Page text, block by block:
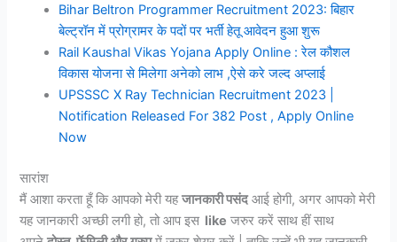
Bihar Beltron Programmer Recruitment 2023: बिहार
बेल्ट्रॉन में प्रोग्रामर के पदों पर भर्ती हेतू आवेदन हुआ शुरू
Rail Kaushal Vikas Yojana Apply Online : रेल कौशल
विकास योजना से मिलेगा अनेको लाभ ,ऐसे करे जल्द अप्लाई
UPSSSC X Ray Technician Recruitment 2023 |
Notification Released For 382 Post , Apply Online
Now
सारांश
मैं आशा करता हूँ कि आपको मेरी यहजानकारी पसंदआई होगी, अगर आपको मेरी
यह जानकारी अच्छी लगी हो, तो आप इस like जरुर करें साथ हीं साथ